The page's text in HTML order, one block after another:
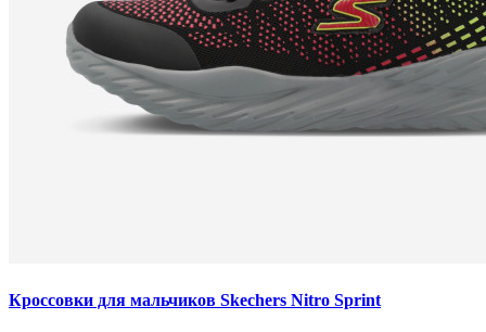
Кроссовки для мальчиков Skechers Nitro Sprint